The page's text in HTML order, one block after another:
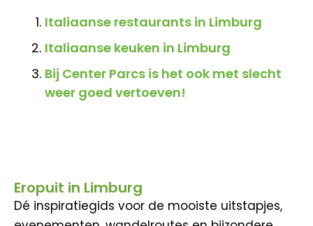
Italiaanse restaurants in Limburg
Italiaanse keuken in Limburg
Bij Center Parcs is het ook met slecht
weer goed vertoeven!
Eropuit in Limburg
Dé inspiratiegids voor de mooiste uitstapjes,